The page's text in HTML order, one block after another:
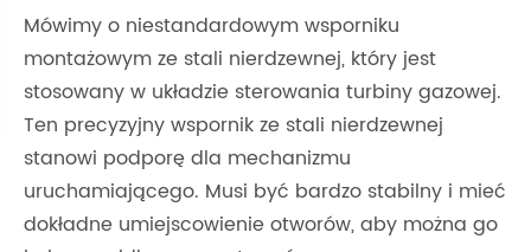
Mówimy o niestandardowym wsporniku
montażowym ze stali nierdzewnej, który jest
stosowany w układzie sterowania turbiny gazowej.
Ten precyzyjny wspornik ze stali nierdzewnej
stanowi podporę dla mechanizmu
uruchamiającego. Musi być bardzo stabilny i mieć
dokładne umiejscowienie otworów, aby można go